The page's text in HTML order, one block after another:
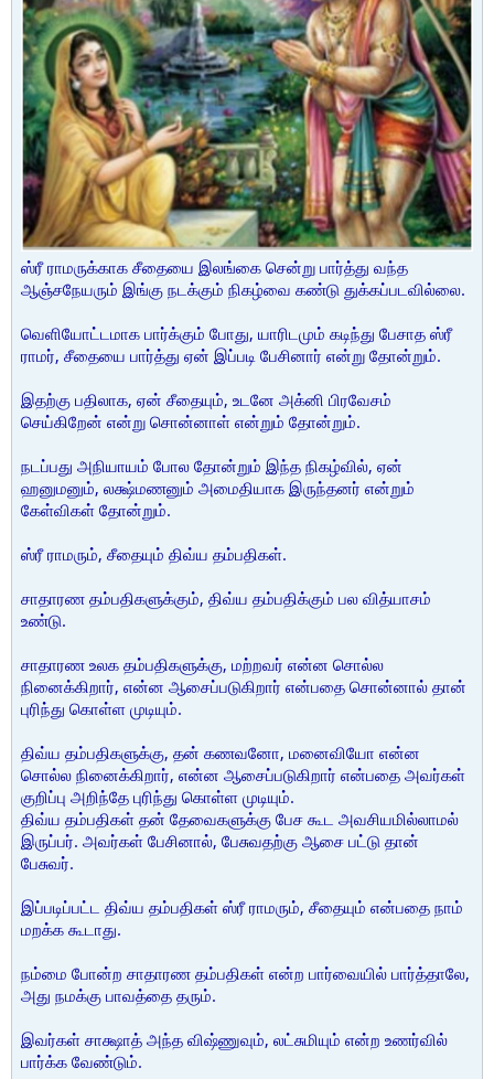
ஸ்ரீ ராமருக்காக சீதையை இலங்கை சென்று பார்த்து வந்த
ஆஞ்சநேயரும் இங்கு நடக்கும் நிகழ்வை கண்டு துக்கப்படவில்லை.
வெளியோட்டமாக பார்க்கும் போது, யாரிடமும் கடிந்து பேசாத ஸ்ரீ
ராமர், சீதையை பார்த்து ஏன் இப்படி பேசினார் என்று தோன்றும்.
இதற்கு பதிலாக, ஏன் சீதையும், உடனே அக்னி பிரவேசம்
செய்கிறேன் என்று சொன்னாள் என்றும் தோன்றும்.
நடப்பது அநியாயம் போல தோன்றும் இந்த நிகழ்வில், ஏன்
ஹனுமனும், லக்ஷ்மணனும் அமைதியாக இருந்தனர் என்றும்
கேள்விகள் தோன்றும்.
ஸ்ரீ ராமரும், சீதையும் திவ்ய தம்பதிகள்.
சாதாரண தம்பதிகளுக்கும், திவ்ய தம்பதிக்கும் பல வித்யாசம்
உண்டு.
சாதாரண உலக தம்பதிகளுக்கு, மற்றவர் என்ன சொல்ல
நினைக்கிறார், என்ன ஆசைப்படுகிறார் என்பதை சொன்னால் தான்
புரிந்து கொள்ள முடியும்.
திவ்ய தம்பதிகளுக்கு, தன் கணவனோ, மனைவியோ என்ன
சொல்ல நினைக்கிறார், என்ன ஆசைப்படுகிறார் என்பதை அவர்கள்
குறிப்பு அறிந்தே புரிந்து கொள்ள முடியும்.
திவ்ய தம்பதிகள் தன் தேவைகளுக்கு பேச கூட அவசியமில்லாமல்
இருப்பர். அவர்கள் பேசினால், பேசுவதற்கு ஆசை பட்டு தான்
பேசுவர்.
இப்படிப்பட்ட திவ்ய தம்பதிகள் ஸ்ரீ ராமரும், சீதையும் என்பதை நாம்
மறக்க கூடாது.
நம்மை போன்ற சாதாரண தம்பதிகள் என்ற பார்வையில் பார்த்தாலே,
அது நமக்கு பாவத்தை தரும்.
இவர்கள் சாக்ஷாத் அந்த விஷ்ணுவும், லட்சுமியும் என்ற உணர்வில்
பார்க்க வேண்டும்.